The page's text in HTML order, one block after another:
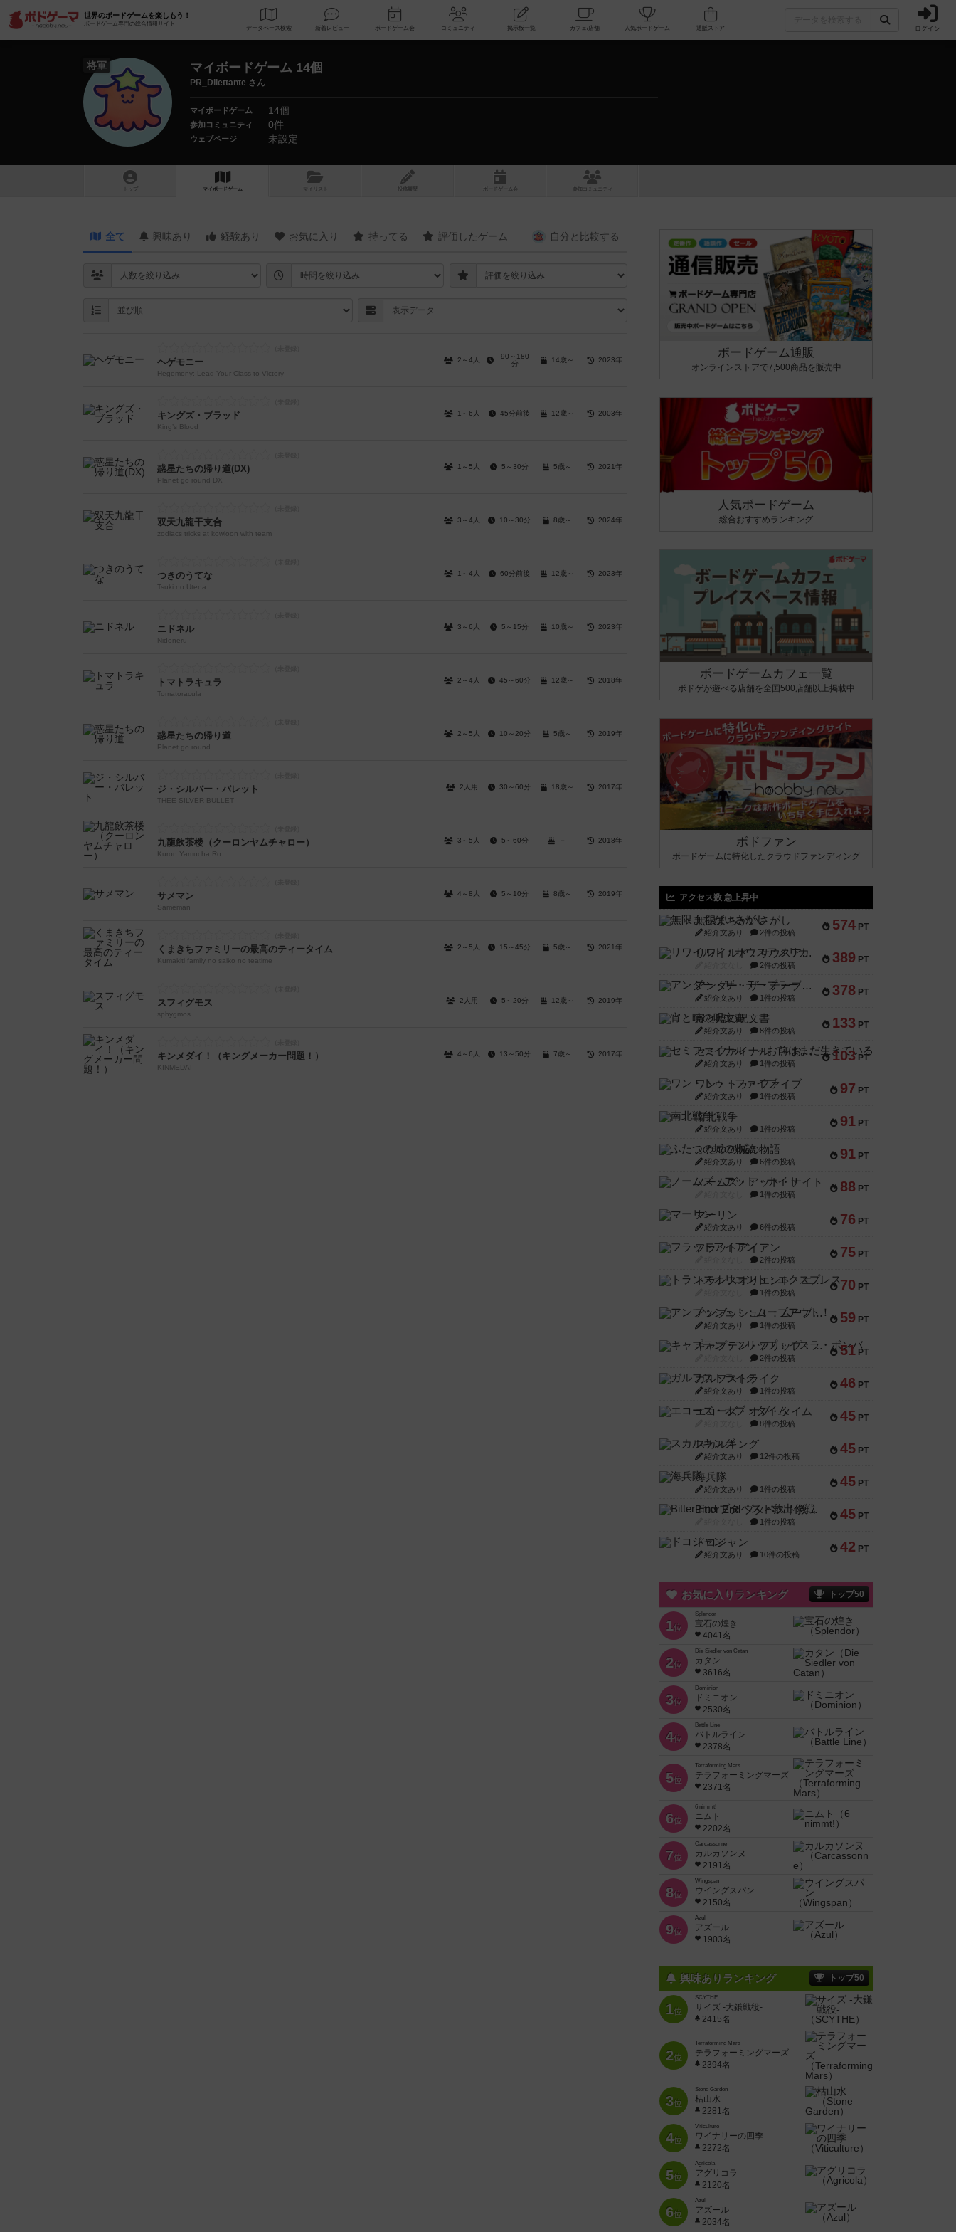
世界のボードゲームを楽しもう！
ボードゲーム専門の総合情報サイト
データベース 検索 新着レビュー ボードゲーム会 コミュニティ 掲示板一覧 カフェ/店舗 人気ボードゲーム ログイン
将軍 マイボードゲーム 14個
PR_Dilettante さん
マイボードゲーム 14個
参加コミュニティ 0件
ウェブページ 未設定
トップ マイボードゲーム マイリスト 投稿履歴 ボ ドゲ ーム コミュニティ
全て 興味あり 経験あり お気に入り 持ってる 評価したゲーム 自分と 比較する
ヘゲモニー
Hegemony: Lead Your Class to Victory
2～4人
90～180
分
14歳～ 2023年
キングズ・ブラッド
King’s Blood
1～6人 45分前後 12歳～ 2003年
惑星たちの帰り道(DX)
Planet go round DX
1～5人 5～30分 5歳～ 2021年
双天九龍干支合
zodiacs tricks at kowloon with team
3～4人 10～30分 8歳～ 2024年
つきのうてな
Tsuki no Utena
1～4人 60分前後 12歳～ 2023年
ニドネル
Nidoneru
3～6人 5～15分 10歳～ 2023年
トマトラキュラ
Tomatoracula
2～4人 45～60分 12歳～ 2018年
惑星たちの帰り道
Planet go round
2～5人 10～20分 5歳～ 2019年
ジ・シルバー・バレット
THEE SILVER BULLET
2人用 30～60分 18歳～ 2017年
九龍飲茶楼（クーロンヤムチャロー）
Kuron Yamucha Ro
3～5人 5～60分 － 2018年
サメマン
Sameman
4～8人 5～10分 8歳～ 2019年
くまきちファミリーの最高のティータイム
Kumakiti family no saiko no teatime
2～5人 15～45分 5歳～ 2021年
スフィグモス
sphygmos
2人用 5～20分 12歳～ 2019年
キンメダイ！（キングメーカー問題！）
KINMEDAI
4～6人 13～50分 7歳～ 2017年
ボードゲーム通販
オンラインストアで7,500商品を販売中
人気ボードゲーム
総合おすすめランキング
ボードゲームカフェ一覧
ボドゲが遊べる店舗を全国500店舗以上掲載中
ボドファン
ボードゲームに特化したクラウドファンディング
アクセス数 急上昇中
574 PT
無限まちがいさがし
紹介文あり 2件の投稿
389 PT
リワイルド：サウスアメリカ
2件の投稿
378 PT
アンダー・ザ・テーブラー
紹介文あり 1件の投稿
133 PT
宵と暁の呪文書
紹介文あり 8件の投稿
103 PT
セミファイナル ～お前はまだ生きている～
紹介文あり 1件の投稿
97 PT
ワン・トゥ・ファイブ
紹介文あり 1件の投稿
91 PT
南北戦争
紹介文あり 1件の投稿
91 PT
ふたつの城の物語
紹介文あり 6件の投稿
88 PT
ノームズ・アット・ナイト
1件の投稿
76 PT
マーリン
紹介文あり 6件の投稿
75 PT
フラットアイアン
2件の投稿
70 PT
トランスオリエント・エクスプレス
1件の投稿
59 PT
アンブッシュ！：ムーブアウト！
紹介文あり 1件の投稿
51 PT
キャプテン・フリップ：イスラ・ボンバ
2件の投稿
46 PT
ガルフストライク
紹介文あり 1件の投稿
45 PT
エコーズ・オブ・タイム
8件の投稿
45 PT
スカルキング
紹介文あり 12件の投稿
45 PT
海兵隊
紹介文あり 1件の投稿
45 PT
Bitter End ブタペスト救出作戦
1件の投稿
42 PT
ドコジャン
紹介文あり 10件の投稿
お気に入りランキング トップ50
1位
Splendor
宝石の煌き
4041名
2位
Die Siedler von Catan
カタン
3616名
3位
Dominion
ドミニオン
2530名
4位
Battle Line
バトルライン
2378名
5位
Terraforming Mars
テラフォーミングマーズ
2371名
6位
6 nimmt!
ニムト
2202名
7位
Carcassonne
カルカソンヌ
2191名
8位
Wingspan
ウイングスパン
2150名
9位
Azul
アズール
1903名
興味ありランキング トップ50
1位
SCYTHE
サイズ -大鎌戦役-
2415名
2位
Terraforming Mars
テラフォーミングマーズ
2394名
3位
Stone Garden
枯山水
2281名
4位
Viticulture
ワイナリーの四季
2272名
5位
Agricola
アグリコラ
2120名
6位
Azul
アズール
2034名